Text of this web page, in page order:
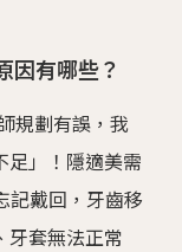
因有哪些？
規劃有誤，我
足」！隱適美需
記戴回，牙齒移
牙套無法正常